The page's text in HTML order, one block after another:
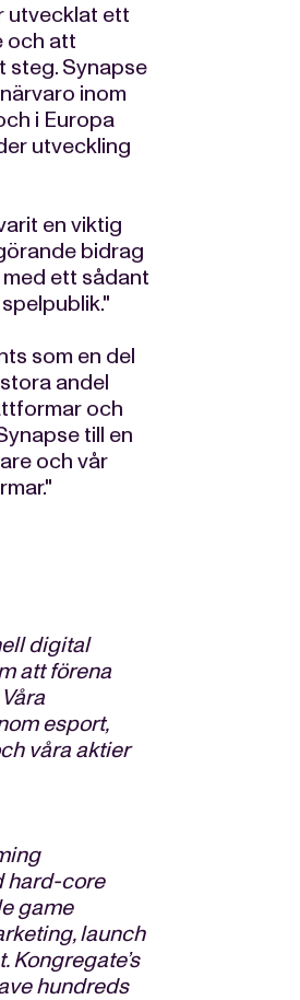
utvecklat ett
och att
steg. Synapse
inom
i Europa
utveckling
en viktig
bidrag
ett sådant
som en del
andel
och
till en
och vår
digital
att förena
esport,
våra aktier
hard-core
game
launch
Kongregate’s
hundreds